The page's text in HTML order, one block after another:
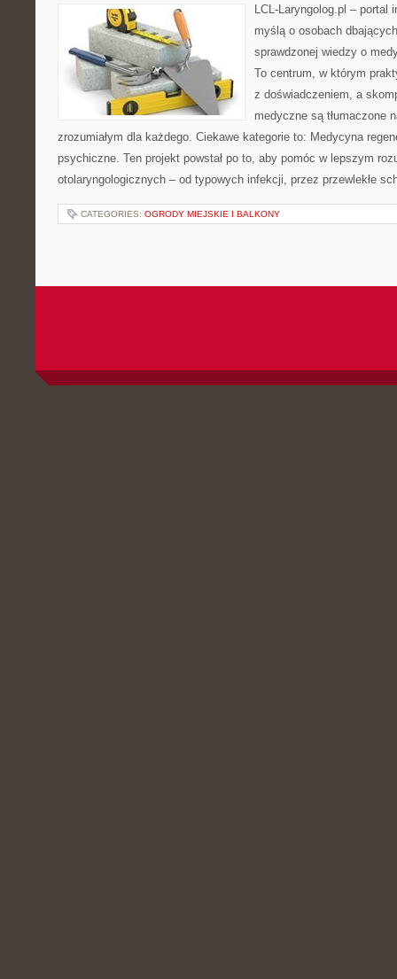
LCL-Laryngolog.pl – portal
myślą o osobach
sprawdzonej wiedzy o
To centrum, w którym
z doświadczeniem, a
medyczne są tłumaczone
zrozumiałym dla każdego. Ciekawe kategorie to: Medycyna
psychiczne. Ten projekt powstał po to, aby pomóc w lepszym
otolaryngologicznych – od typowych infekcji, przez przewlekłe
CATEGORIES: OGRODY MIEJSKIE I BALKONY